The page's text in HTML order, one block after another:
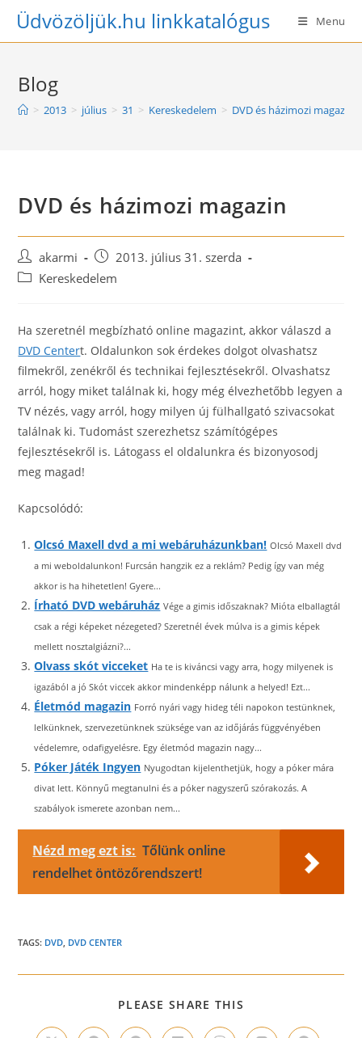
SkipÜdvözöljük.hu linkkatalógus Menu
Blog
> 2013 > július > 31 > Kereskedelem > DVD és házimozi magazin
DVD és házimozi magazin
Post
author:
akarmi
Post
published:
2013. július 31. szerda
PostKereskedelem
Ha szeretnél megbízható online magazint, akkor válaszd a
DVD Centert. Oldalunkon sok érdekes dolgot olvashatsz
filmekről, zenékről és technikai fejlesztésekről. Olvashatsz
arról, hogy miket találnak ki, hogy még élvezhetőbb legyen a
TV nézés, vagy arról, hogy milyen új fülhallgató szivacsokat
találnak ki. Tudomást szerezhetsz számítógépes
fejlesztésekről is. Látogass el oldalunkra és bizonyosodj
meg magad!
Kapcsolódó:
Olcsó Maxell dvd a mi webáruházunkban! Olcsó Maxell dvd
a mi weboldalunkon! Furcsán hangzik ez a reklám? Pedig így van még
akkor is ha hihetetlen! Gyere...
Írható DVD webáruház Vége a gimis időszaknak? Mióta elballagtál
csak a régi képeket nézegeted? Szeretnél évek múlva is a gimis képek
mellett nosztalgiázni?...
Olvass skót vicceket Ha te is kiváncsi vagy arra, hogy milyenek is
igazából a jó Skót viccek akkor mindenképp nálunk a helyed! Ezt...
Életmód magazin Forró nyári vagy hideg téli napokon testünknek,
lelkünknek, szervezetünknek szüksége van az időjárás függvényében
védelemre, odafigyelésre. Egy életmód magazin nagy...
Póker Játék Ingyen Nyugodtan kijelenthetjük, hogy a póker mára
divat lett. Könnyű megtanulni és a póker nagyszerű szórakozás. A
szabályok ismerete azonban nem...
Nézd meg ezt is: Tőlünk online
rendelhet öntözőrendszert!
TAGS: DVD, DVD CENTER
PLEASE SHARE THIS
CONTENT